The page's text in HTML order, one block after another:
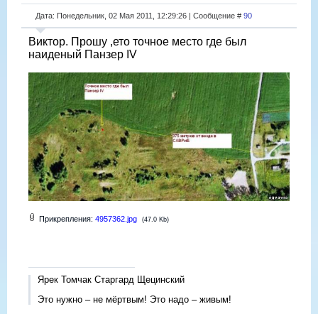
Дата: Понедельник, 02 Мая 2011, 12:29:26 | Сообщение # 90
Виктор. Прошу ,ето точное место где был
наиденый Панзер IV
Прикрепления: 4957362.jpg (47.0 Kb)
Ярек Томчак Старгард Щецинский
Это нужно – не мёртвым! Это надо – живым!